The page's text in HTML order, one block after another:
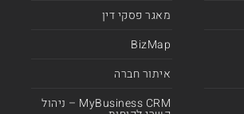
מאגר פסקי דין
BizMap
איתור חברה
MyBusiness CRM – ניהול